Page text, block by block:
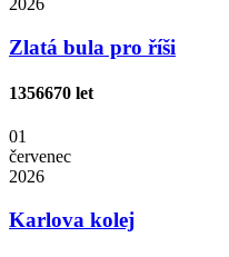
2026
Zlatá bula pro říši
1356670 let
01
červenec
2026
Karlova kolej